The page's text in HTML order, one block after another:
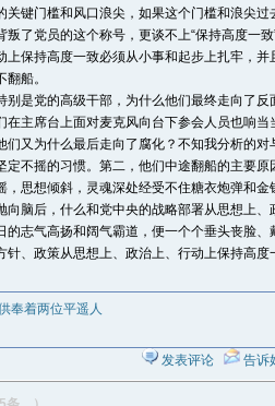
关键门槛和风口浪尖，如果这个门槛和浪尖
了党员的这个称号，更谈不上“保持高度一
上保持高度一致必须从小事和起步上扎牢，
船。
别是党的高级干部，为什么他们最终走向了
在主席台上面对麦克风向台下参会人员也响
们又为什么最后走向了腐化？不知我分析的
定不摇的习惯。第二，他们中途翻船的主要
，思想倾斜，灵魂深处经受不住糖衣炮弹和
向脑后，什么和党中央的战略部署从思想上
志气高扬和阔气霸道，便一个个垂头丧脸、
针、政策从思想上、政治上、行动上保持高
奉着两位平遥人
发表评论
告诉